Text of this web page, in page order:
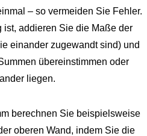
– so vermeiden Sie Fehler.
ist, addieren Sie die Maße der
einander zugewandt sind) und
übereinstimmen oder
liegen.
berechnen Sie beispielsweise
oberen Wand, indem Sie die